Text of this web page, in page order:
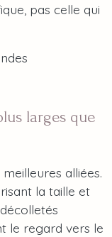
pas celle qui
larges que
alliées.
la taille et
le regard vers le